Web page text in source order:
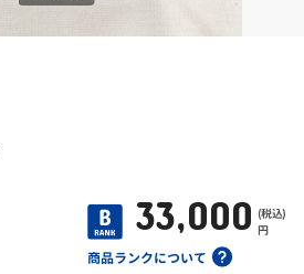
商品ランクについて
33,000 (税込)
円